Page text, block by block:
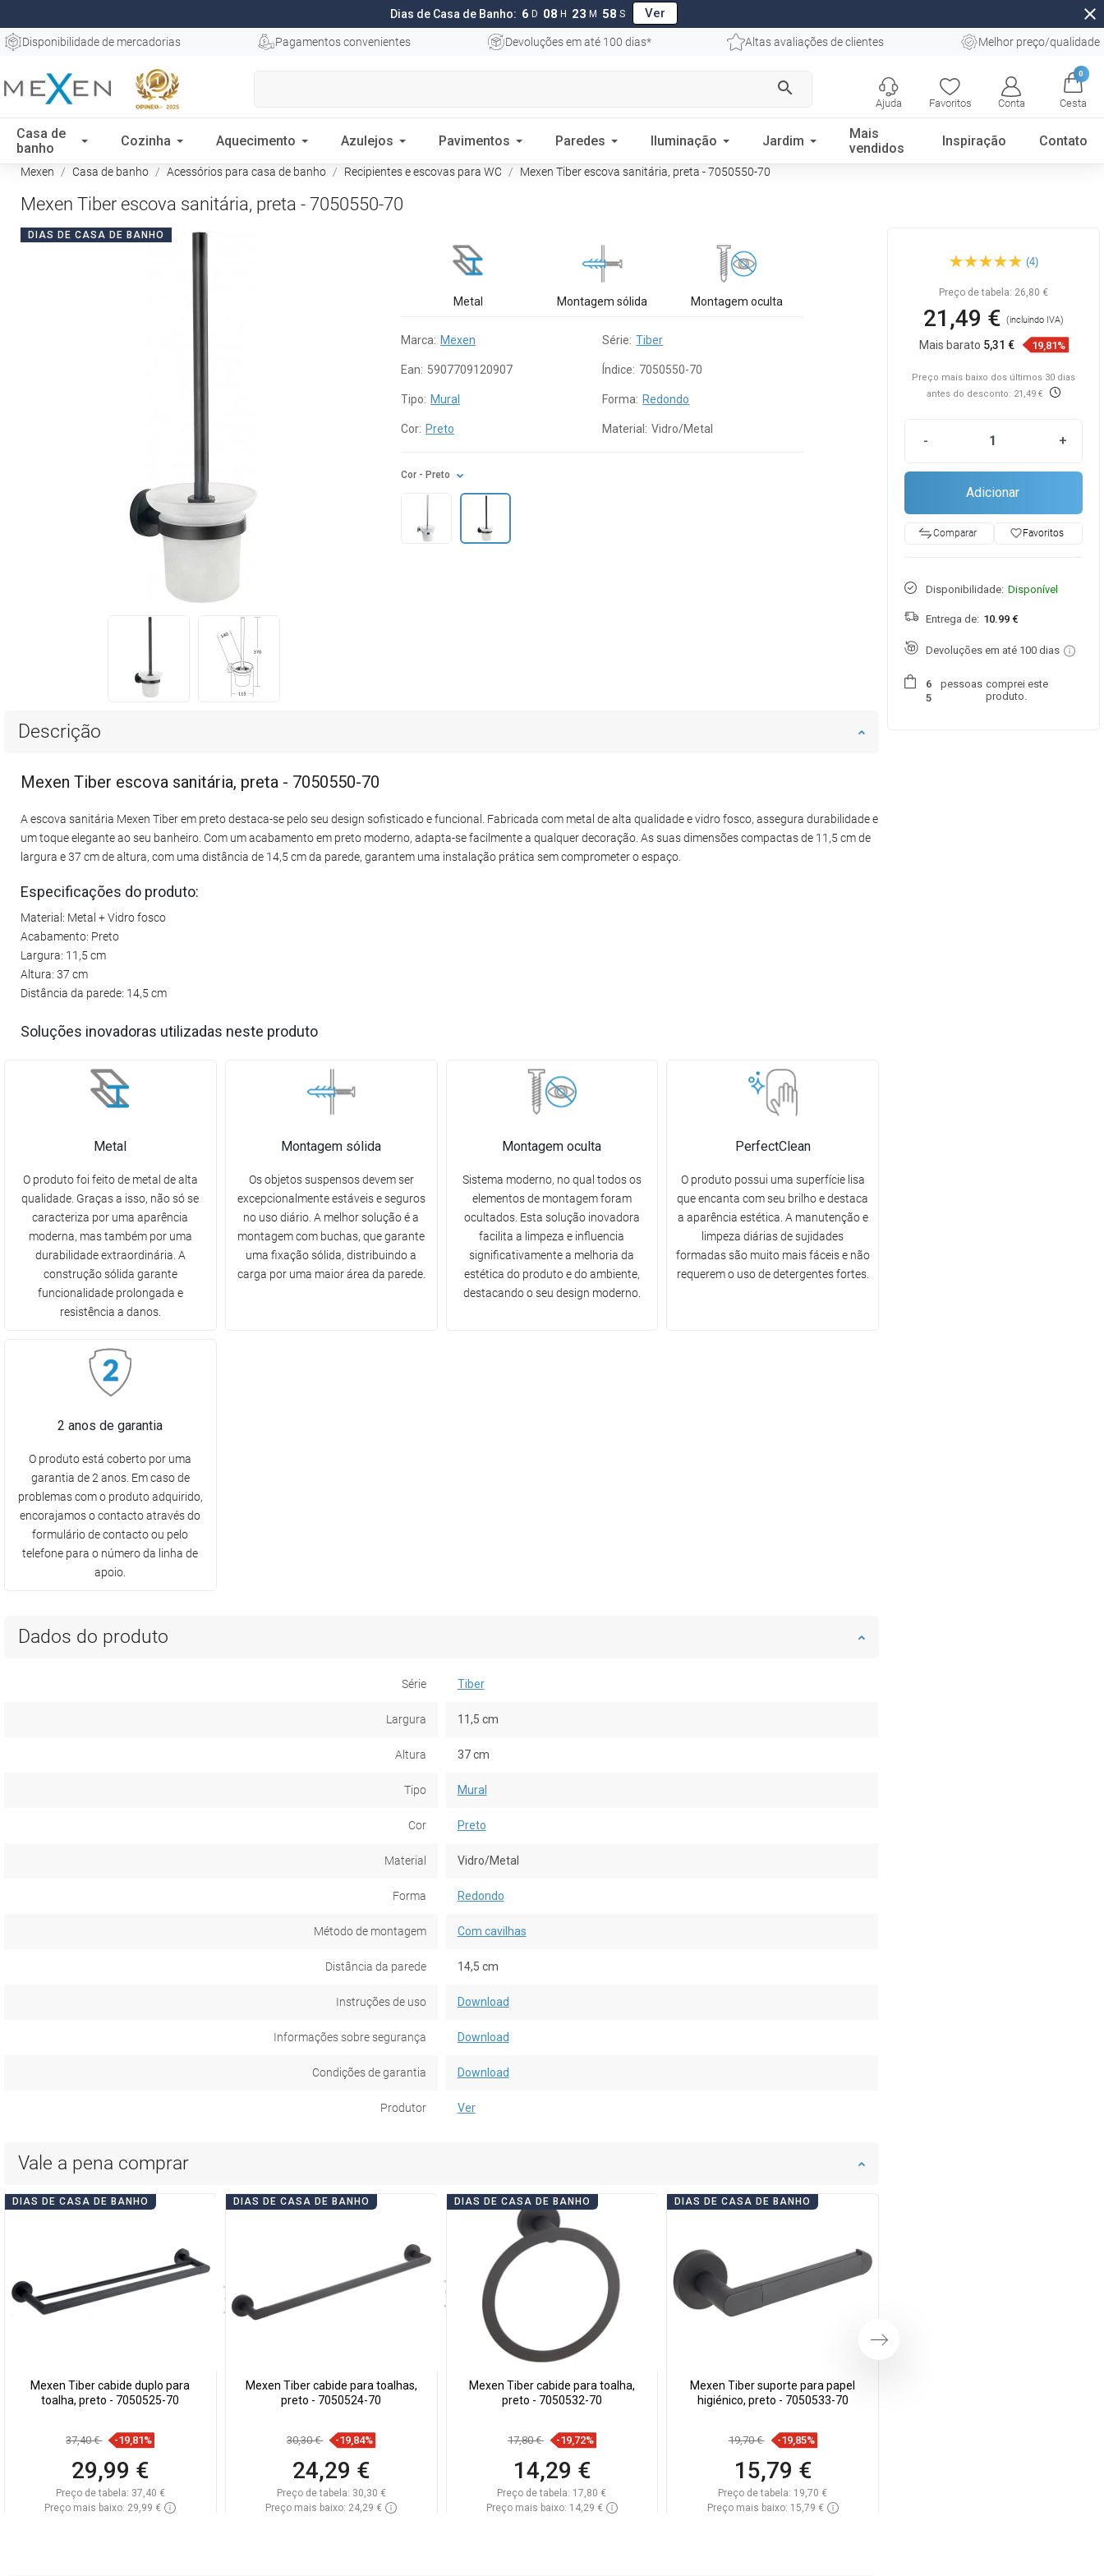
Dias de Casa de Banho: 6 D 08 H 23 M 57 S Ver close
Disponibilidade de mercadorias Pagamentos convenientes Devoluções em até 100 dias* Altas avaliações de clientes Melhor preço/qualidade
search
Favoritos Conta
0
Cesta
Ajuda
Casa de
banho
Cozinha Aquecimento Azulejos Pavimentos Paredes Iluminação Jardim
Mais
vendidos
Inspiração Contato
Mexen Casa de banho Acessórios para casa de banho Recipientes e escovas para WC Mexen Tiber escova sanitária, preta - 7050550-70
Mexen Tiber escova sanitária, preta - 7050550-70
DIAS DE CASA DE BANHO
Metal Montagem sólida Montagem oculta
Marca: Mexen Série: Tiber
Ean: 5907709120907 Índice: 7050550-70
Tipo: Mural Forma: Redondo
Cor: Preto Material: Vidro/Metal
Cor - Preto
Descrição
Mexen Tiber escova sanitária, preta - 7050550-70
A escova sanitária Mexen Tiber em preto destaca-se pelo seu design sofisticado e funcional. Fabricada com metal de alta qualidade e vidro fosco, assegura durabilidade e
um toque elegante ao seu banheiro. Com um acabamento em preto moderno, adapta-se facilmente a qualquer decoração. As suas dimensões compactas de 11,5 cm de
largura e 37 cm de altura, com uma distância de 14,5 cm da parede, garantem uma instalação prática sem comprometer o espaço.
Especificações do produto:
Material: Metal + Vidro fosco
Acabamento: Preto
Largura: 11,5 cm
Altura: 37 cm
Distância da parede: 14,5 cm
Soluções inovadoras utilizadas neste produto
Metal
O produto foi feito de metal de alta
qualidade. Graças a isso, não só se
caracteriza por uma aparência
moderna, mas também por uma
durabilidade extraordinária. A
construção sólida garante
funcionalidade prolongada e
resistência a danos.
Montagem sólida
Os objetos suspensos devem ser
excepcionalmente estáveis e seguros
no uso diário. A melhor solução é a
montagem com buchas, que garante
uma fixação sólida, distribuindo a
carga por uma maior área da parede.
Montagem oculta
Sistema moderno, no qual todos os
elementos de montagem foram
ocultados. Esta solução inovadora
facilita a limpeza e influencia
significativamente a melhoria da
estética do produto e do ambiente,
destacando o seu design moderno.
PerfectClean
O produto possui uma superfície lisa
que encanta com seu brilho e destaca
a aparência estética. A manutenção e
limpeza diárias de sujidades
formadas são muito mais fáceis e não
requerem o uso de detergentes fortes.
2 anos de garantia
O produto está coberto por uma
garantia de 2 anos. Em caso de
problemas com o produto adquirido,
encorajamos o contacto através do
formulário de contacto ou pelo
telefone para o número da linha de
apoio.
Dados do produto
Série Tiber
Largura 11,5 cm
Altura 37 cm
Tipo Mural
Cor Preto
Material Vidro/Metal
Forma Redondo
Método de montagem Com cavilhas
Distância da parede 14,5 cm
Instruções de uso Download
Informações sobre segurança Download
Condições de garantia Download
Produtor Ver
Vale a pena comprar
DIAS DE CASA DE BANHO
Mexen Tiber cabide duplo para
toalha, preto - 7050525-70
37,40 € -19,81%
29,99 €
Preço de tabela: 37,40 €
Preço mais baixo: 29,99 €
DIAS DE CASA DE BANHO
Mexen Tiber cabide para toalhas,
preto - 7050524-70
30,30 € -19,84%
24,29 €
Preço de tabela: 30,30 €
Preço mais baixo: 24,29 €
DIAS DE CASA DE BANHO
Mexen Tiber cabide para toalha,
preto - 7050532-70
17,80 € -19,72%
14,29 €
Preço de tabela: 17,80 €
Preço mais baixo: 14,29 €
DIAS DE CASA DE BANHO
Mexen Tiber suporte para papel
higiénico, preto - 7050533-70
19,70 € -19,85%
15,79 €
Preço de tabela: 19,70 €
Preço mais baixo: 15,79 €
Próximo
Mexen Tiber escova sanitária,
preta - 7050550-70
(4)
Preço de tabela: 26,80 €
21,49 €(incluindo IVA)
Mais barato 5,31 € 19,81%
Preço mais baixo dos últimos 30 dias
antes do desconto: 21,49 €
- +
Adicionar
Comparar favorite_borderFavoritos
Disponibilidade: Disponível
Entrega de: 10.99 €
Devoluções em até 100 dias
6
5
pessoas comprei este
produto.